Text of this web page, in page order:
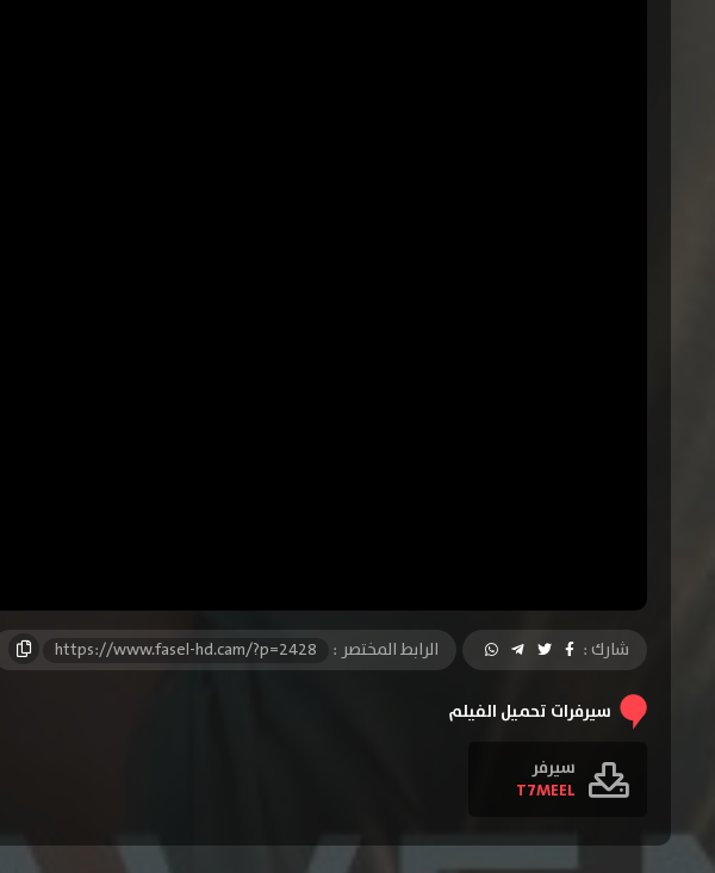
شارك : الرابط المختصر : https://www.fasel-hd.cam/?p=2428
سيرفرات تحميل الفيلم
سيرفر
T7MEEL